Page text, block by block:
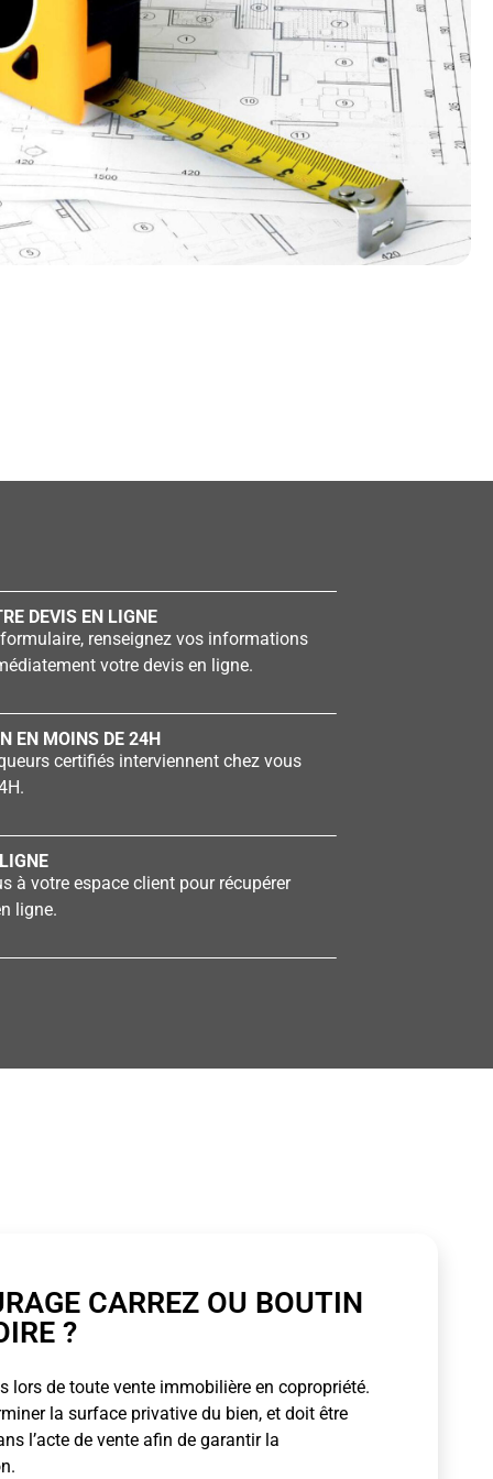
DEVIS EN LIGNE
renseignez vos informations
votre devis en ligne.
EN MOINS DE 24H
certifiés interviennent chez vous
à votre espace client pour récupérer
ligne.
CARREZ OU BOUTIN
?
lors de toute vente immobilière en copropriété.
la surface privative du bien, et doit être
l’acte de vente afin de garantir la